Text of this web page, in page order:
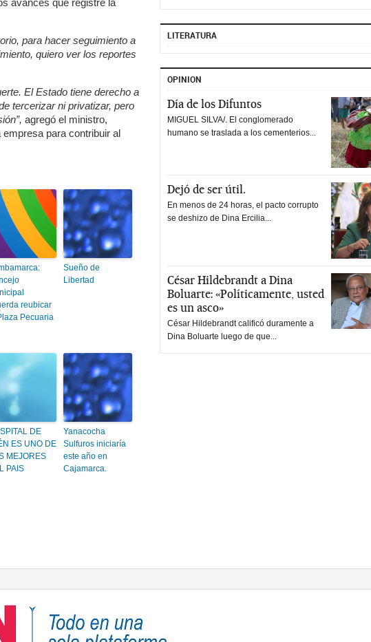
avances que registre la
para hacer seguimiento a
quiero ver los reportes
El Estado tiene derecho a
tercerizar ni privatizar, pero
agregó el ministro,
para contribuir al
reubicar
Pecuaria
Sueño de
Libertad
DE
ES UNO DE
MEJORES
PAIS
Yanacocha
Sulfuros iniciaría
este año en
Cajamarca.
LITERATURA
OPINION
Día de los Difuntos
MIGUEL SILVA/. El conglomerado
humano se traslada a los cementerios...
Dejó de ser útil.
En menos de 24 horas, el pacto corrupto
se deshizo de Dina Ercilia...
César Hildebrandt a Dina
Boluarte: «Políticamente, usted
es un asco»
César Hildebrandt calificó duramente a
Dina Boluarte luego de que...